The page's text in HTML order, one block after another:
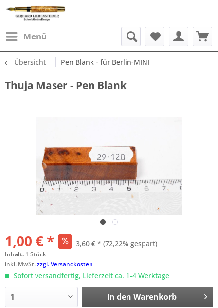
Menü
Übersicht Pen Blank - für Berlin-MINI
Thuja Maser - Pen Blank
1,00 € * 3,60 € * (72,22% gespart)
Inhalt: 1 Stück
inkl. MwSt.zzgl. Versandkosten
Sofort versandfertig, Lieferzeit ca. 1-4 Werktage
In den Warenkorb